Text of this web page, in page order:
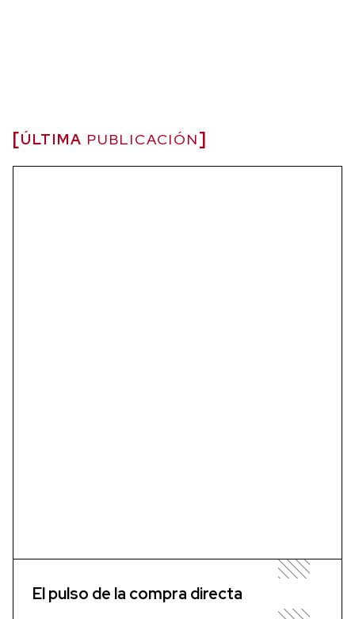
ÚLTIMA PUBLICACIÓN
El pulso de la compra directa